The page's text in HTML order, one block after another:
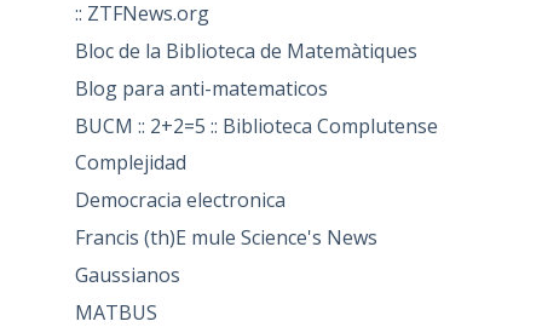
:: ZTFNews.org
Bloc de la Biblioteca de Matemàtiques
Blog para anti-matematicos
BUCM :: 2+2=5 :: Biblioteca Complutense
Complejidad
Democracia electronica
Francis (th)E mule Science's News
Gaussianos
MATBUS